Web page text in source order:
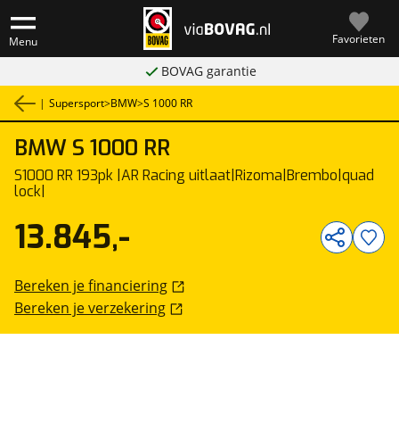
Menu Favorieten
BOVAG garantie
| Supersport>BMW>S 1000 RR
BMW S 1000 RR
S1000 RR 193pk |AR Racing uitlaat|Rizoma|Brembo|quad
lock|
13.845,-
Bereken je financiering
Bereken je verzekering